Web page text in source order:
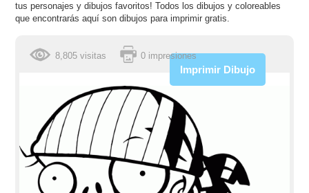
tus personajes y dibujos favoritos! Todos los dibujos y coloreables
que encontrarás aquí son dibujos para imprimir gratis.
8,805 visitas 0 impresiones
Imprimir Dibujo